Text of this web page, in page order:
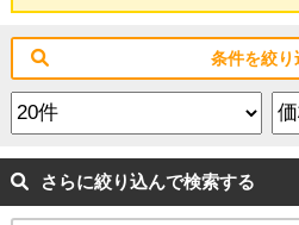
条件を絞り
さらに絞り込んで検索する